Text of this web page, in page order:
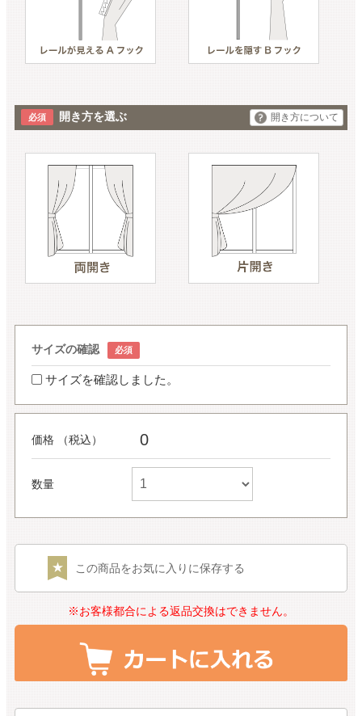
開き方を選ぶ 開き方について
サイズの確認
サイズを確認しました。
価格 （税込） 0
数量
この商品をお気に入りに保存する
※お客様都合による返品交換はできません。